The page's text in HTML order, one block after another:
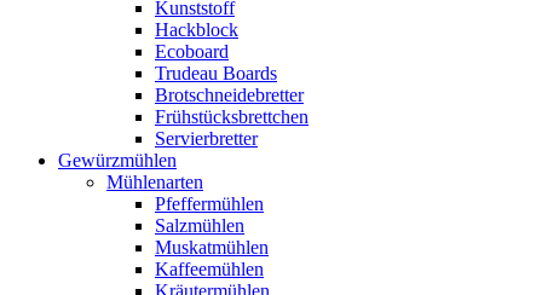
Kunststoff
Hackblock
Ecoboard
Trudeau Boards
Brotschneidebretter
Frühstücksbrettchen
Servierbretter
Gewürzmühlen
Mühlenarten
Pfeffermühlen
Salzmühlen
Muskatmühlen
Kaffeemühlen
Kräutermühlen